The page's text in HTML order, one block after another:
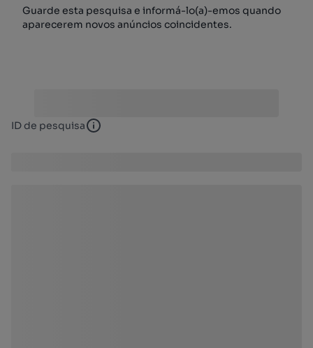
Guarde esta pesquisa e informá-lo(a)-emos quando
aparecerem novos anúncios coincidentes.
ID de pesquisa ID de pesquisa